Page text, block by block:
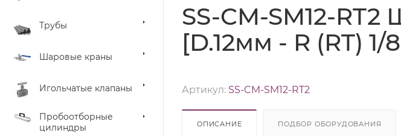
Трубы
Шаровые краны
Игольчатые клапаны
Пробоотборные
цилиндры
SS-CM-SM12-
[D.12мм - R (RT)
Артикул: SS-CM-SM12-RT2
ОПИСАНИЕ ПОДБОР ОБОРУДОВАНИЯ